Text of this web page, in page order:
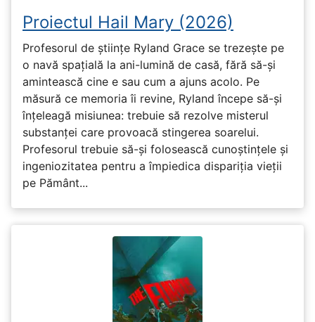
Proiectul Hail Mary (2026)
Profesorul de științe Ryland Grace se trezește pe
o navă spațială la ani-lumină de casă, fără să-și
amintească cine e sau cum a ajuns acolo. Pe
măsură ce memoria îi revine, Ryland începe să-și
înțeleagă misiunea: trebuie să rezolve misterul
substanței care provoacă stingerea soarelui.
Profesorul trebuie să-și folosească cunoștințele și
ingeniozitatea pentru a împiedica dispariția vieții
pe Pământ...